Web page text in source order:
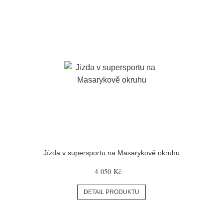
Jízda v supersportu na Masarykově okruhu
4 050 Kč
DETAIL PRODUKTU